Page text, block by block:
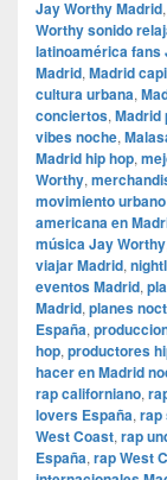
Jay Worthy Madrid,
Worthy sonido
latinoamérica fans
Madrid, Madrid
cultura urbana,
conciertos, Madrid
vibes noche,
Madrid hip hop,
Worthy,
movimiento
americana en
música Jay Worthy
viajar Madrid,
eventos Madrid,
Madrid, planes
España,
hop, productores
hacer en Madrid
rap californiano,
lovers España, rap
West Coast, rap
España, rap West